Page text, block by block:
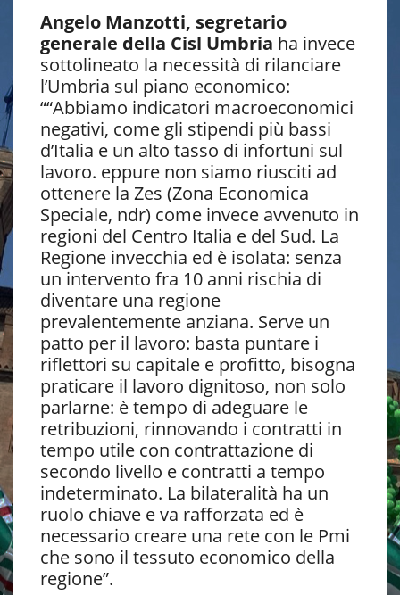
Angelo Manzotti, segretario
generale della Cisl Umbria ha invece
sottolineato la necessità di rilanciare
l’Umbria sul piano economico:
““Abbiamo indicatori macroeconomici
negativi, come gli stipendi più bassi
d’Italia e un alto tasso di infortuni sul
lavoro. eppure non siamo riusciti ad
ottenere la Zes (Zona Economica
Speciale, ndr) come invece avvenuto in
regioni del Centro Italia e del Sud. La
Regione invecchia ed è isolata: senza
un intervento fra 10 anni rischia di
diventare una regione
prevalentemente anziana. Serve un
patto per il lavoro: basta puntare i
riflettori su capitale e profitto, bisogna
praticare il lavoro dignitoso, non solo
parlarne: è tempo di adeguare le
retribuzioni, rinnovando i contratti in
tempo utile con contrattazione di
secondo livello e contratti a tempo
indeterminato. La bilateralità ha un
ruolo chiave e va rafforzata ed è
necessario creare una rete con le Pmi
che sono il tessuto economico della
regione”.